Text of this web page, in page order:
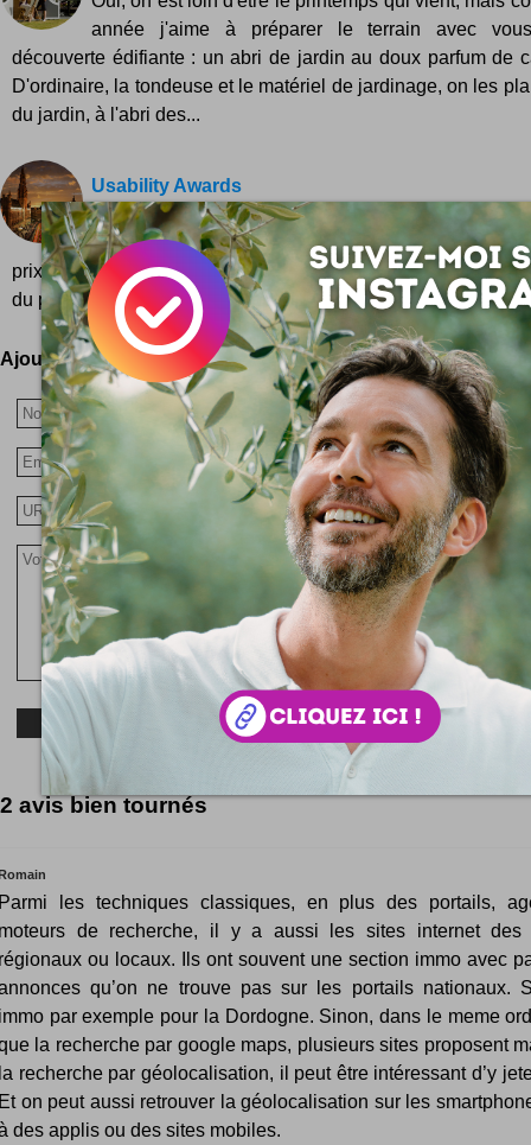
année j'aime à préparer le terrain avec
découverte édifiante : un abri de jardin au doux parfum de
D'ordinaire, la tondeuse et le matériel de jardinage, on les
du jardin, à l'abri des...
Usability Awards
AGConsult lance le concours des sites Web
conviviaux pour les Belgian Web Usability Awards
prix en tout réservés uniquement à des webmasters de
du public Site Web...
Ajoutez votre avis !
2 avis bien tournés
les techniques classiques, en plus des portails,
de recherche, il y a aussi les sites internet des
ou locaux. Ils ont souvent une section immo avec
qu’on ne trouve pas sur les portails nationaux.
par exemple pour la Dordogne. Sinon, dans le meme
la recherche par google maps, plusieurs sites proposent
recherche par géolocalisation, il peut être intéressant d’y
on peut aussi retrouver la géolocalisation sur les
des applis ou des sites mobiles.